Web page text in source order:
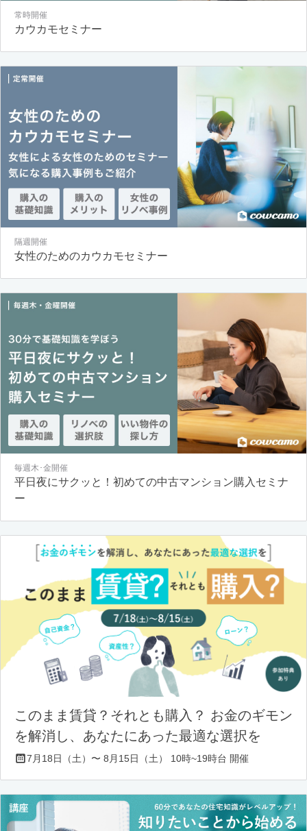
常時開催
カウカモセミナー
隔週開催
女性のためのカウカモセミナー
毎週木･金開催
平日夜にサクッと！初めての中古マンション購入セミナ
ー
このまま賃貸？それとも購入？ お金のギモン
を解消し、あなたにあった最適な選択を
7月18日（土）〜 8月15日（土） 10時~19時台 開催